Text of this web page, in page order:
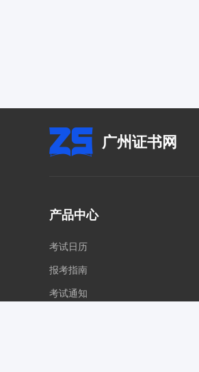
广州证书网
产品中心
考试日历
报考指南
考试通知